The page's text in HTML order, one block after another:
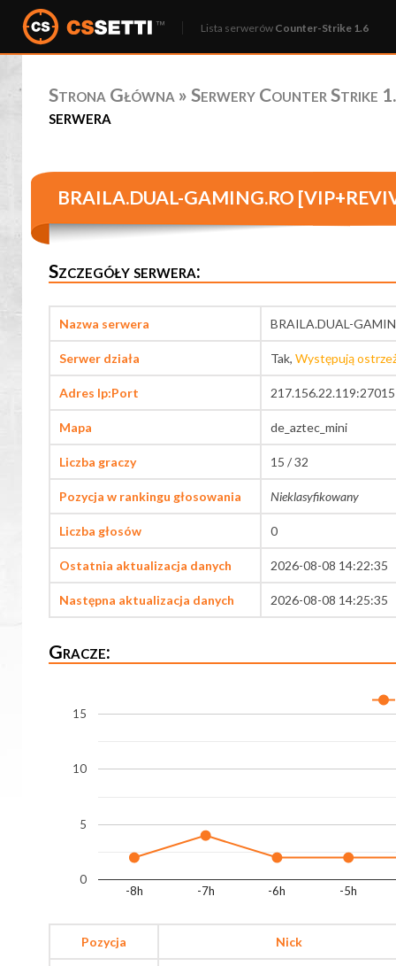
Lista serwerów Counter-Strike 1.6
Strona Główna » Serwery Counter Strike
serwera
BRAILA.DUAL-GAMING.RO
Szczegóły serwera:
Nazwa serwera BRAILA.DUAL-
Serwer działa Tak, Występują
Adres Ip:Port 217.156.22.119:27015
Mapa de_aztec_mini
Liczba graczy 15 / 32
Pozycja w rankingu głosowania Nieklasyfikowany
Liczba głosów 0
Ostatnia aktualizacja danych 2026-08-08 14:22:35
Następna aktualizacja danych 2026-08-08 14:25:35
Gracze:
-8h -7h -6h -5h
0
5
10
15
Pozycja Nick